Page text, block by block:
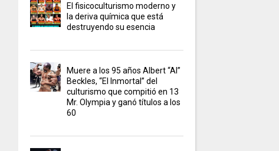
El fisicoculturismo moderno y
la deriva química que está
destruyendo su esencia
Muere a los 95 años Albert “Al”
Beckles, “El Inmortal” del
culturismo que compitió en 13
Mr. Olympia y ganó títulos a los
60